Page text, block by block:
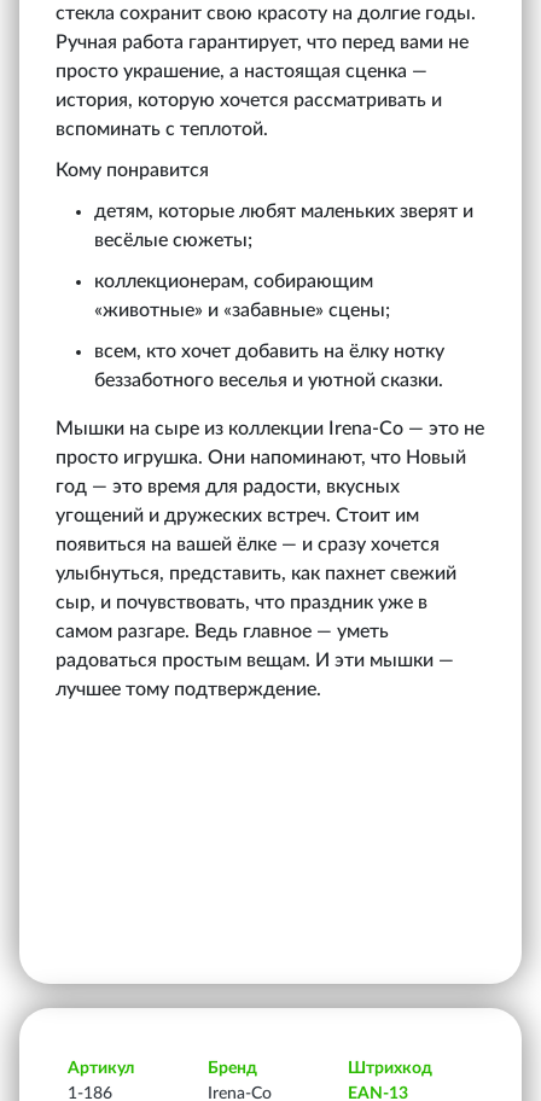
стекла сохранит свою красоту на долгие годы.
Ручная работа гарантирует, что перед вами не
просто украшение, а настоящая сценка —
история, которую хочется рассматривать и
вспоминать с теплотой.
Кому понравится
детям, которые любят маленьких зверят и
весёлые сюжеты;
коллекционерам, собирающим
«животные» и «забавные» сцены;
всем, кто хочет добавить на ёлку нотку
беззаботного веселья и уютной сказки.
Мышки на сыре из коллекции Irena‑Co — это не
просто игрушка. Они напоминают, что Новый
год — это время для радости, вкусных
угощений и дружеских встреч. Стоит им
появиться на вашей ёлке — и сразу хочется
улыбнуться, представить, как пахнет свежий
сыр, и почувствовать, что праздник уже в
самом разгаре. Ведь главное — уметь
радоваться простым вещам. И эти мышки —
лучшее тому подтверждение.
Артикул
1-186
Бренд
Irena-Co
Штрихкод
EAN-13